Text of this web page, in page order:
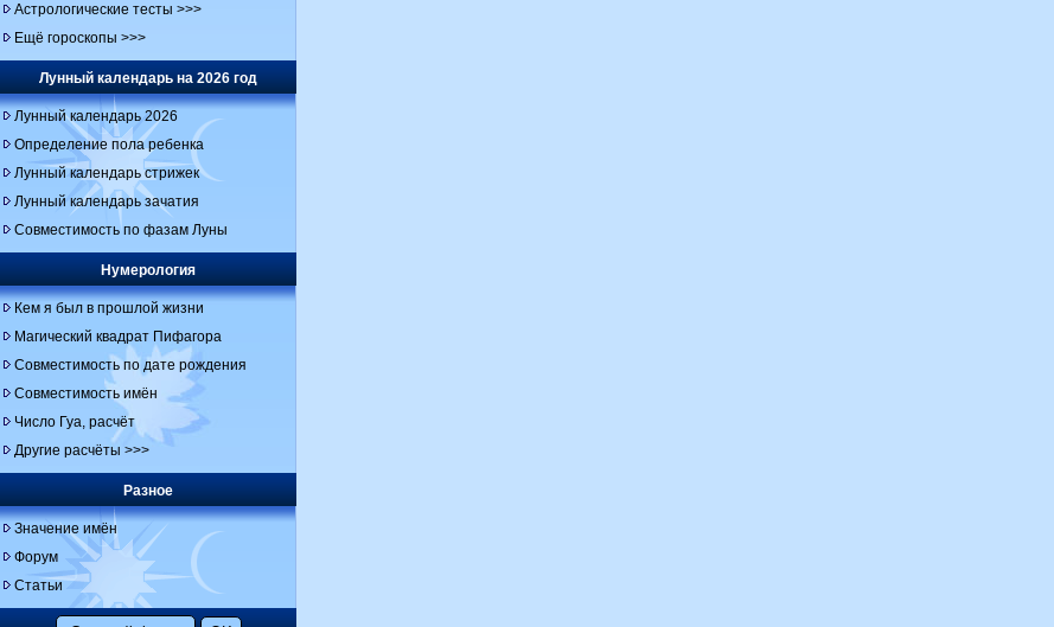
Астрологические тесты >>>
Ещё гороскопы >>>
Лунный календарь на 2026 год
Лунный календарь 2026
Определение пола ребенка
Лунный календарь стрижек
Лунный календарь зачатия
Совместимость по фазам Луны
Нумерология
Кем я был в прошлой жизни
Магический квадрат Пифагора
Совместимость по дате рождения
Совместимость имён
Число Гуа, расчёт
Другие расчёты >>>
Разное
Значение имён
Форум
Статьи